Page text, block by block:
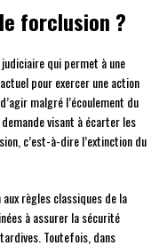
forclusion ?
qui permet à une
pour exercer une action
malgré l’écoulement du
visant à écarter les
c’est-à-dire l’extinction du
règles classiques de la
à assurer la sécurité
Toutefois, dans